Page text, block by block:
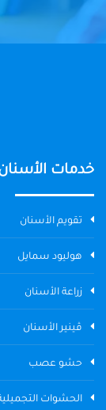
خدمات
تقويم الأسنان
هوليود سمايل
زراعة الأسنان
ڤينير الأسنان
حشو عصب
الحشوات